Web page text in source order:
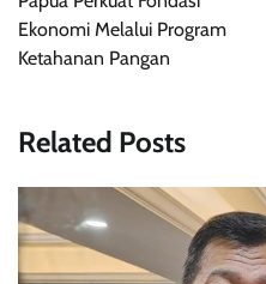
Ekonomi Melalui Program
Ketahanan Pangan
Related Posts